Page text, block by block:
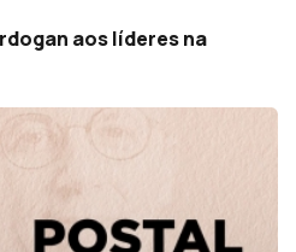
aos líderes na